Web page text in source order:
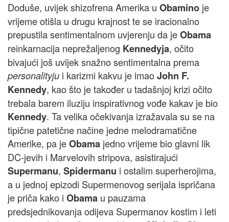
Doduše, uvijek shizofrena Amerika u Obamino je
vrijeme otišla u drugu krajnost te se iracionalno
prepustila sentimentalnom uvjerenju da jeObama
reinkarnacija neprežaljenog Kennedyja, očito
bivajući još uvijek snažno sentimentalna prema
personalityju i karizmi kakvu je imaoJohn F.
Kennedy, kao što je također u tadašnjoj krizi očito
trebala barem iluziju inspirativnog vođe kakav je bio
Kennedy. Ta velika očekivanja izražavala su se na
tipične patetične načine jedne melodramatične
Amerike, pa jeObama jedno vrijeme bio glavni lik
DC-jevih i Marvelovih stripova, asistirajući
Supermanu, Spidermanu i ostalim superherojima,
a u jednoj epizodi Supermenovog serijala ispričana
je priča kako i Obama u pauzama
predsjednikovanja odijeva Supermanov kostim i leti